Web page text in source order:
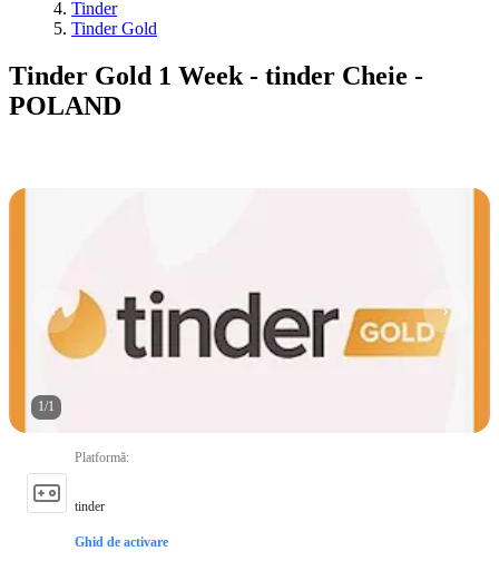
Tinder
Tinder Gold
Tinder Gold 1 Week - tinder Cheie -
POLAND
1/1
Platformă:
tinder
Ghid de activare